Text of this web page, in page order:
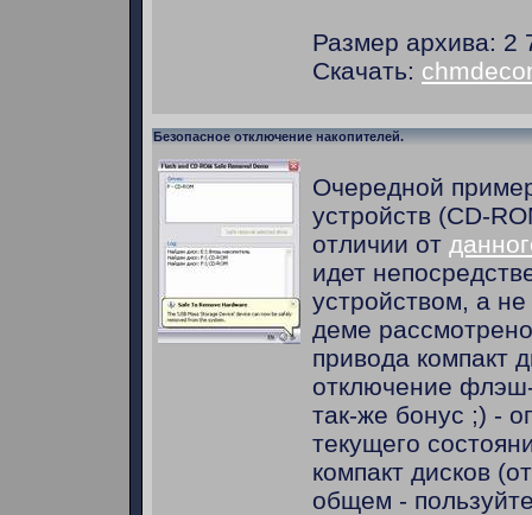
Размер архива: 2
Скачать:
Безопасное отключение накопителей.
Очередной
устройств (СD-
отличии от
идет
устройством, а
деме
привода компакт
отключение
так-же бонус ;) -
текущего
компакт дисков
общем -